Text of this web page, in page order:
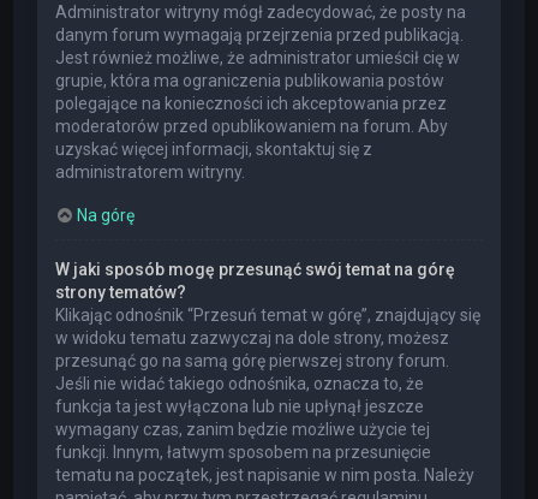
Administrator witryny mógł zadecydować, że posty na
danym forum wymagają przejrzenia przed publikacją.
Jest również możliwe, że administrator umieścił cię w
grupie, która ma ograniczenia publikowania postów
polegające na konieczności ich akceptowania przez
moderatorów przed opublikowaniem na forum. Aby
uzyskać więcej informacji, skontaktuj się z
administratorem witryny.
Na górę
W jaki sposób mogę przesunąć swój temat na górę
strony tematów?
Klikając odnośnik “Przesuń temat w górę”, znajdujący się
w widoku tematu zazwyczaj na dole strony, możesz
przesunąć go na samą górę pierwszej strony forum.
Jeśli nie widać takiego odnośnika, oznacza to, że
funkcja ta jest wyłączona lub nie upłynął jeszcze
wymagany czas, zanim będzie możliwe użycie tej
funkcji. Innym, łatwym sposobem na przesunięcie
tematu na początek, jest napisanie w nim posta. Należy